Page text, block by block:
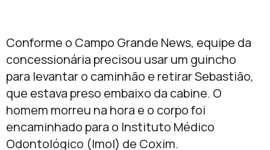
Conforme o Campo Grande News, equipe da
concessionária precisou usar um guincho
para levantar o caminhão e retirar Sebastião,
que estava preso embaixo da cabine. O
homem morreu na hora e o corpo foi
encaminhado para o Instituto Médico
Odontológico (Imol) de Coxim.